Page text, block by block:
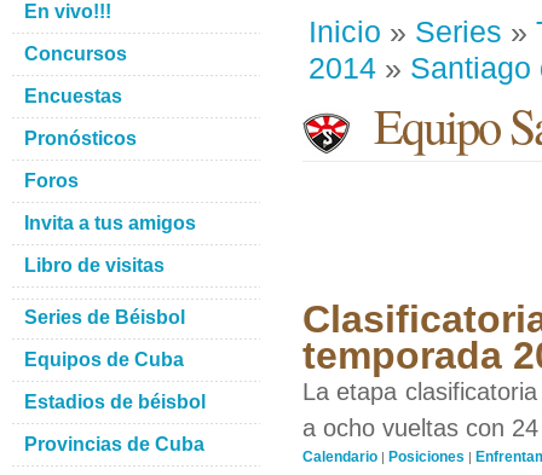
Inicio » Series »
2014 » Santiago
Equipo
temporada
La etapa
a ocho vueltas con
Calendario | Posiciones |
En vivo!!!
Concursos
Encuestas
Pronósticos
Foros
Invita a tus amigos
Libro de visitas
Series de Béisbol
Equipos de Cuba
Estadios de béisbol
Provincias de Cuba